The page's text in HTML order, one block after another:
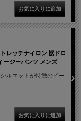
レッチナイロン 裾ドロ
ージーパンツ メンズ
ルエットが特徴のイー